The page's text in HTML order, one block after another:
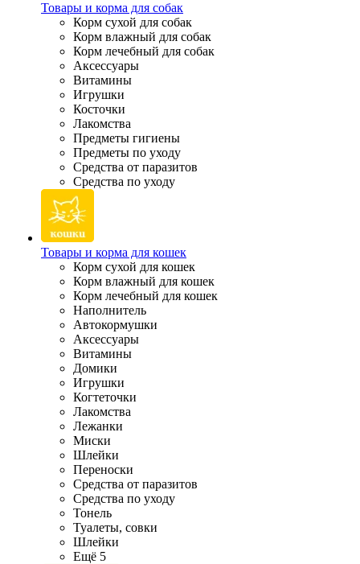
Товары и корма для собак
Корм сухой для собак
Корм влажный для собак
Корм лечебный для собак
Аксессуары
Витамины
Игрушки
Косточки
Лакомства
Предметы гигиены
Предметы по уходу
Средства от паразитов
Средства по уходу
Товары и корма для кошек
Корм сухой для кошек
Корм влажный для кошек
Корм лечебный для кошек
Наполнитель
Автокормушки
Аксессуары
Витамины
Домики
Игрушки
Когтеточки
Лакомства
Лежанки
Миски
Шлейки
Переноски
Средства от паразитов
Средства по уходу
Тонель
Туалеты, совки
Шлейки
Ещё 5